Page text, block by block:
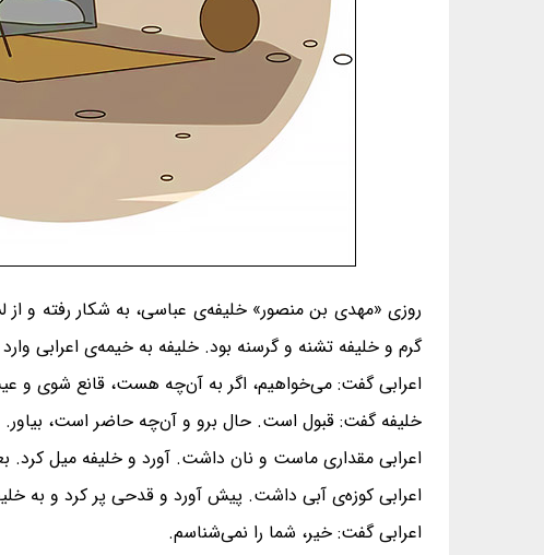
روزی «مهدی بن منصور» خلیفه‌ی عباسی، به شکار رفته و
گرم و خلیفه تشنه و گرسنه بود. خلیفه به خیمه‌ی اعرابی
اعرابی گفت: می‌خواهیم، اگر به آن‌چه هست، قانع شوی و
خلیفه گفت: قبول است. حال برو و آن‌چه حاضر است، بیاور.
اعرابی مقداری ماست و نان داشت. آورد و خلیفه میل کرد.
اعرابی کوزه‌ی آبی داشت. پیش آورد و قدحی پر کرد و به
اعرابی گفت: خیر، شما را نمی‌شناسم.